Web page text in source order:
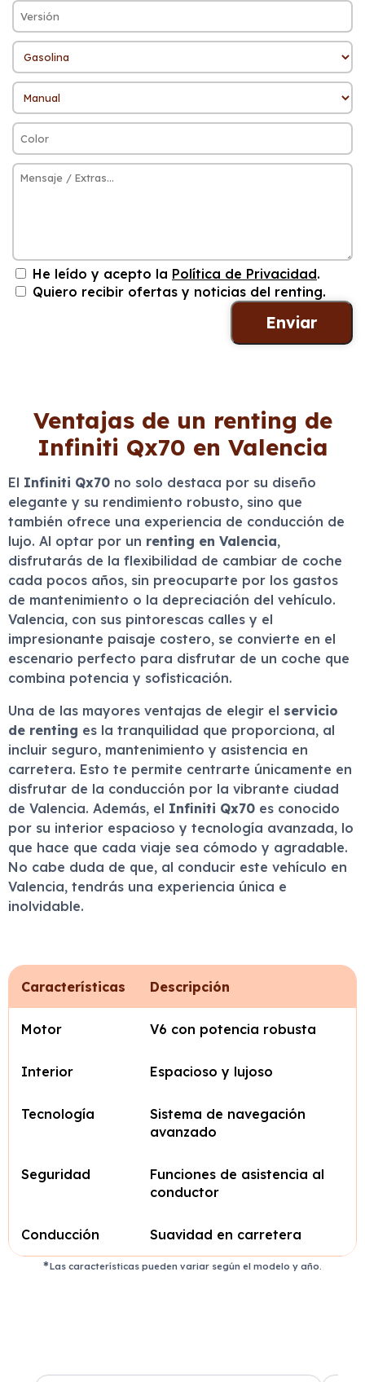
He leído y acepto la Política de Privacidad.
Quiero recibir ofertas y noticias del renting.
Ventajas de un renting de
Infiniti Qx70 en Valencia
El Infiniti Qx70 no solo destaca por su diseño
elegante y su rendimiento robusto, sino que
también ofrece una experiencia de conducción de
lujo. Al optar por un renting en Valencia,
disfrutarás de la flexibilidad de cambiar de coche
cada pocos años, sin preocuparte por los gastos
de mantenimiento o la depreciación del vehículo.
Valencia, con sus pintorescas calles y el
impresionante paisaje costero, se convierte en el
escenario perfecto para disfrutar de un coche que
combina potencia y sofisticación.
Una de las mayores ventajas de elegir el servicio
de renting es la tranquilidad que proporciona, al
incluir seguro, mantenimiento y asistencia en
carretera. Esto te permite centrarte únicamente en
disfrutar de la conducción por la vibrante ciudad
de Valencia. Además, el Infiniti Qx70 es conocido
por su interior espacioso y tecnología avanzada, lo
que hace que cada viaje sea cómodo y agradable.
No cabe duda de que, al conducir este vehículo en
Valencia, tendrás una experiencia única e
inolvidable.
Características Descripción
Motor V6 con potencia robusta
Interior Espacioso y lujoso
Tecnología
Sistema de navegación
avanzado
Seguridad
Funciones de asistencia al
conductor
Conducción Suavidad en carretera
Las características pueden variar según el modelo y año.